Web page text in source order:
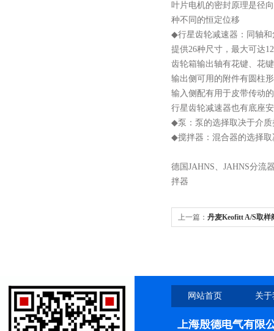
叶片电机的密封原理是径
种不同的恒定位移
◆行星齿轮减速器：同轴
提供26种尺寸，最大可达
齿轮箱输出轴有花键、花
输出侧可用的附件有圆柱
输入侧配有用于皮带传动
行星齿轮减速器也有底座
◆泵：泵的选择取决于介
◆搅拌器：混合器的选择
德国 JAHNS 、 JAHNS分流
拌器
上一篇： 丹麦Keofitt A/S取样
网站首页 关
上海殷德电气有限